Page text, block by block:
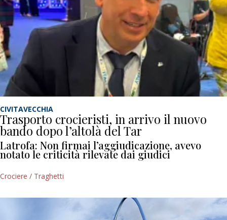
CIVITAVECCHIA
Trasporto crocieristi, in arrivo il nuovo
bando dopo l’altolà del Tar
Latrofa: Non firmai l’aggiudicazione, avevo
notato le criticità rilevate dai giudici
Crociere / Traghetti